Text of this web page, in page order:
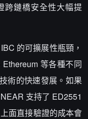
跨鏈橋安全性大幅提
的可擴展性瓶頸，
等各種不同
術的快速發展。如果
支持了 ED2551
面直接驗證的成本會